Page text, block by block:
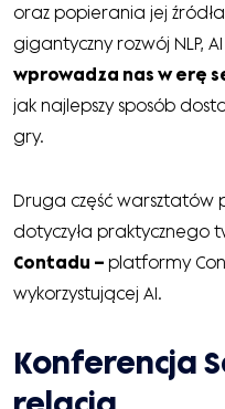
oraz popierania jej
gigantyczny rozwój NLP,
wprowadza nas w erę
jak najlepszy sposób
gry.
Druga część warsztatów
dotyczyła praktycznego
Contadu – platformy
wykorzystującej AI.
Konferencja